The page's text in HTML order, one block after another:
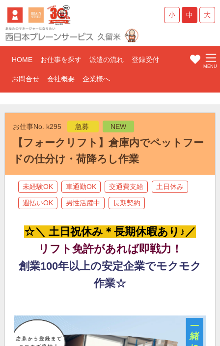
小 中 大
HOME お仕事を探す 派遣の流れ 登録受付
お問合せ 会社概要 企業様へ
お仕事No. k295 急募 NEW
【フォークリフト】倉庫内でペットフー
ドの仕分け・荷降ろし作業
未経験OK 車通勤OK 交通費支給 土日休み
週払いOK 男性活躍中 長期契約
☆＼ 土日祝休み＊長期休暇あり♪／
リフト免許があれば即戦力！
創業100年以上の安定企業でモクモク
作業☆